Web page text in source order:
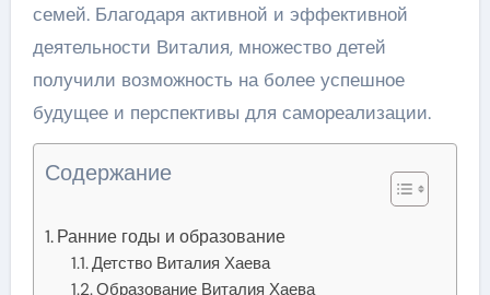
семей. Благодаря активной и эффективной
деятельности Виталия, множество детей
получили возможность на более успешное
будущее и перспективы для самореализации.
Содержание
Ранние годы и образование
Детство Виталия Хаева
Образование Виталия Хаева